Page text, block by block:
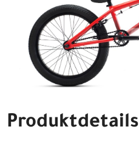
Produktdetails